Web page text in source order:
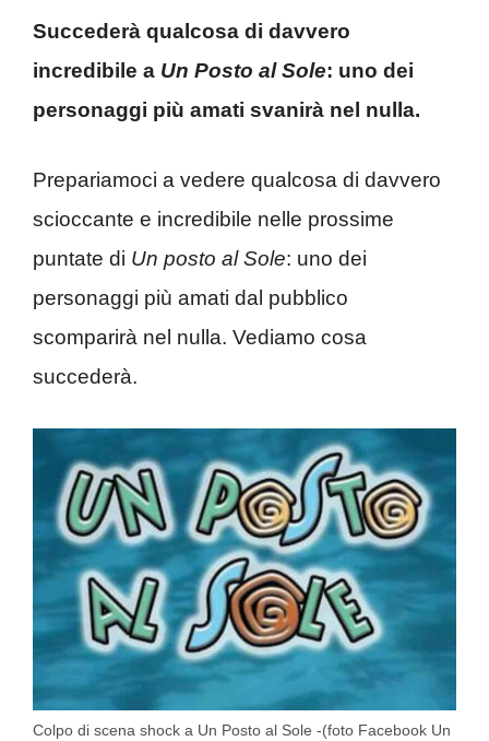
Succederà qualcosa di davvero
incredibile a Un Posto al Sole: uno dei
personaggi più amati svanirà nel nulla.
Prepariamoci a vedere qualcosa di davvero
scioccante e incredibile nelle prossime
puntate di Un posto al Sole: uno dei
personaggi più amati dal pubblico
scomparirà nel nulla. Vediamo cosa
succederà.
Colpo di scena shock a Un Posto al Sole -(foto Facebook Un